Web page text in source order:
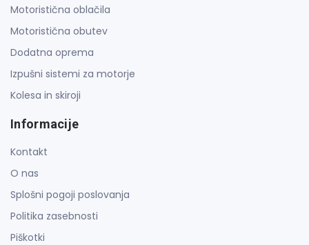
Motoristična oblačila
Motoristična obutev
Dodatna oprema
Izpušni sistemi za motorje
Kolesa in skiroji
Informacije
Kontakt
O nas
Splošni pogoji poslovanja
Politika zasebnosti
Piškotki